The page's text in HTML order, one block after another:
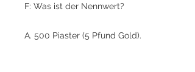
F: Was ist der Nennwert?
A. 500 Piaster (5 Pfund Gold).